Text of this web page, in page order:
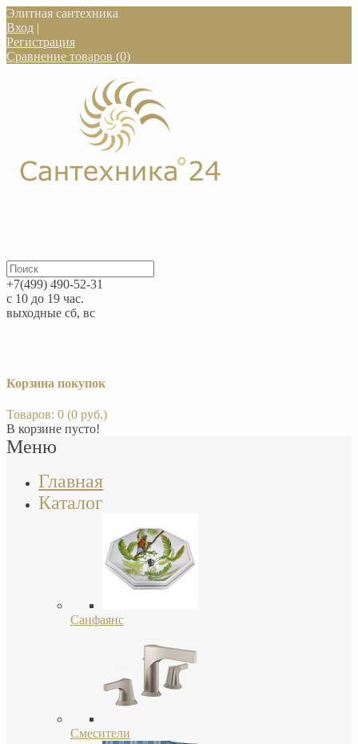
Элитная сантехника
Вход |
Регистрация
Сравнение товаров (0)
+7(499) 490-52-31
с 10 до 19 час.
выходные сб, вс
Корзина покупок
Товаров: 0 (0 руб.)
В корзине пусто!
Меню
Главная
Каталог
Санфаянс
Смесители